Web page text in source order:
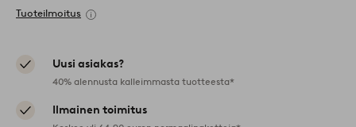
Tuoteilmoitus
Uusi asiakas?
40% alennusta kalleimmasta tuotteesta*
Ilmainen toimitus